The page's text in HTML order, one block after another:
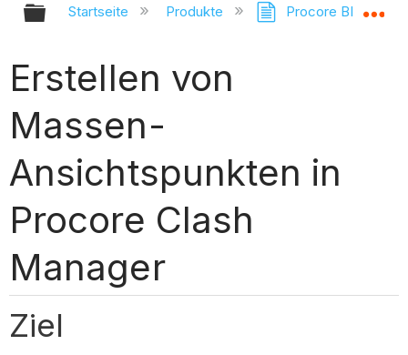
Globale Hierarchie auf- und
Startseite Produkte Procore BIM-
Erstellen von
Massen-
Ansichtspunkten in
Procore Clash
Manager
Ziel